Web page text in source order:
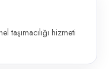
taşımacılığı hizmeti